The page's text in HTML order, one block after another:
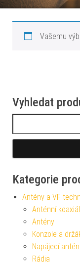
Vašemu
Vyhledat
Kategorie
Antény a VF
Anténní
Antény
Konzole a
Napájecí
Rádia